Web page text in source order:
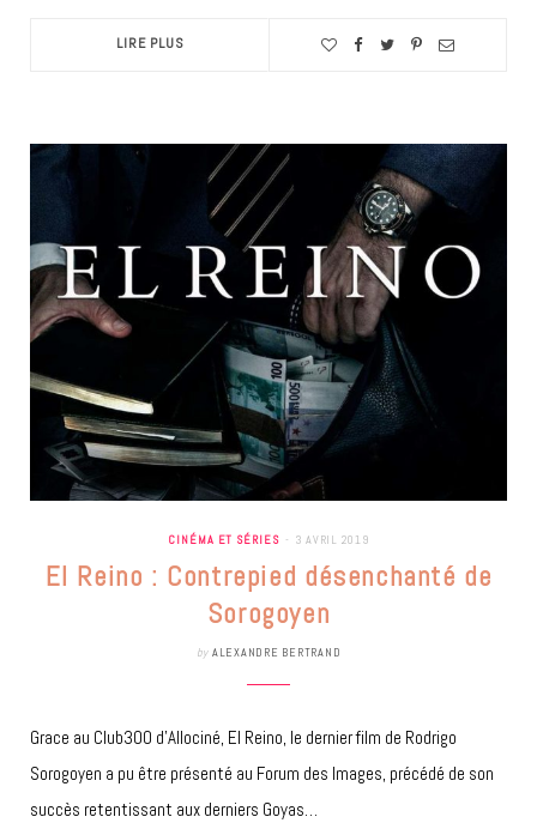
LIRE PLUS
CINÉMA ET SÉRIES 3 AVRIL 2019
El Reino : Contrepied désenchanté de
Sorogoyen
by ALEXANDRE BERTRAND
Grace au Club300 d’Allociné, El Reino, le dernier film de Rodrigo
Sorogoyen a pu être présenté au Forum des Images, précédé de son
succès retentissant aux derniers Goyas…